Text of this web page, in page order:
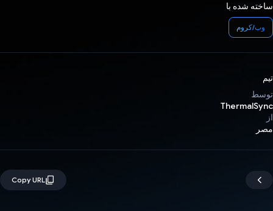
ساخته شده با
وب/کروم
تیم
توسط
ThermalSync
از
مصر